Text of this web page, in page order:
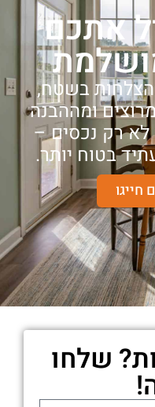
אתכם
בשטח,
ומההבנה
רק נכסים –
בטוח יותר.
חייגו
שלחו